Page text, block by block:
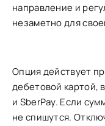
направление и
незаметно для
Опция действует
дебетовой картой,
и SberPay. Если
не спишутся.